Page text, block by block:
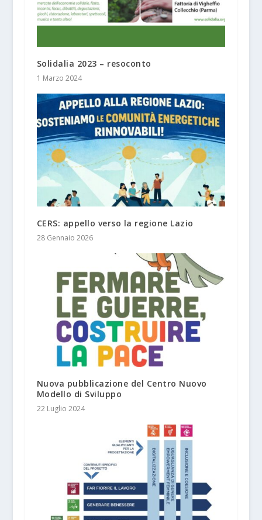
Solidalia 2023 – resoconto
1 Marzo 2024
CERS: appello verso la regione Lazio
28 Gennaio 2026
Nuova pubblicazione del Centro Nuovo
Modello di Sviluppo
22 Luglio 2024